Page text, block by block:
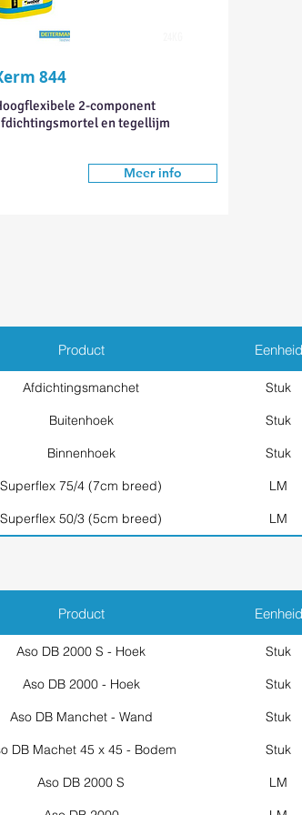
844
2-component
en tegellijm
Meer info
Product Eenheid
Afdichtingsmanchet
Stuk
Buitenhoek
Stuk
Binnenhoek
Stuk
Superflex 75/4 (7cm breed)
LM
Superflex 50/3 (5cm breed)
LM
Product Eenheid
Aso DB 2000 S - Hoek
Stuk
Aso DB 2000 - Hoek
Stuk
Aso DB Manchet - Wand
Stuk
DB Machet 45 x 45 - Bodem
Stuk
Aso DB 2000 S
LM